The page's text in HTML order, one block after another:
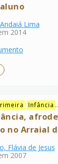
Lima
2014
Infância
no Arraial
Flávia de Jesus
2007